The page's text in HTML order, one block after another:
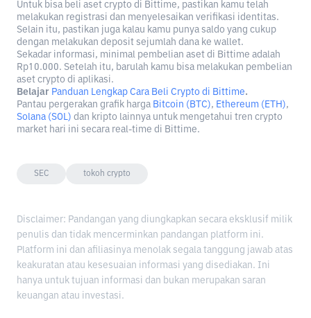
Untuk bisa beli aset crypto di Bittime, pastikan kamu telah
melakukan registrasi dan menyelesaikan verifikasi identitas.
Selain itu, pastikan juga kalau kamu punya saldo yang cukup
dengan melakukan deposit sejumlah dana ke wallet.
Sekadar informasi, minimal pembelian aset di Bittime adalah
Rp10.000. Setelah itu, barulah kamu bisa melakukan pembelian
aset crypto di aplikasi.
Belajar Panduan Lengkap Cara Beli Crypto di Bittime.
Pantau pergerakan grafik harga Bitcoin (BTC), Ethereum (ETH),
Solana (SOL) dan kripto lainnya untuk mengetahui tren crypto
market hari ini secara real-time di Bittime.
SEC tokoh crypto
Disclaimer: Pandangan yang diungkapkan secara eksklusif milik
penulis dan tidak mencerminkan pandangan platform ini.
Platform ini dan afiliasinya menolak segala tanggung jawab atas
keakuratan atau kesesuaian informasi yang disediakan. Ini
hanya untuk tujuan informasi dan bukan merupakan saran
keuangan atau investasi.